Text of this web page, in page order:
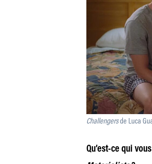
Challengersde Luca
Qu’est-ce qui